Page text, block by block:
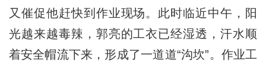
又催促他赶快到作业现场。此时临近中午，阳
光越来越毒辣，郭亮的工衣已经湿透，汗水顺
着安全帽流下来，形成了一道道“沟坎”。作业工